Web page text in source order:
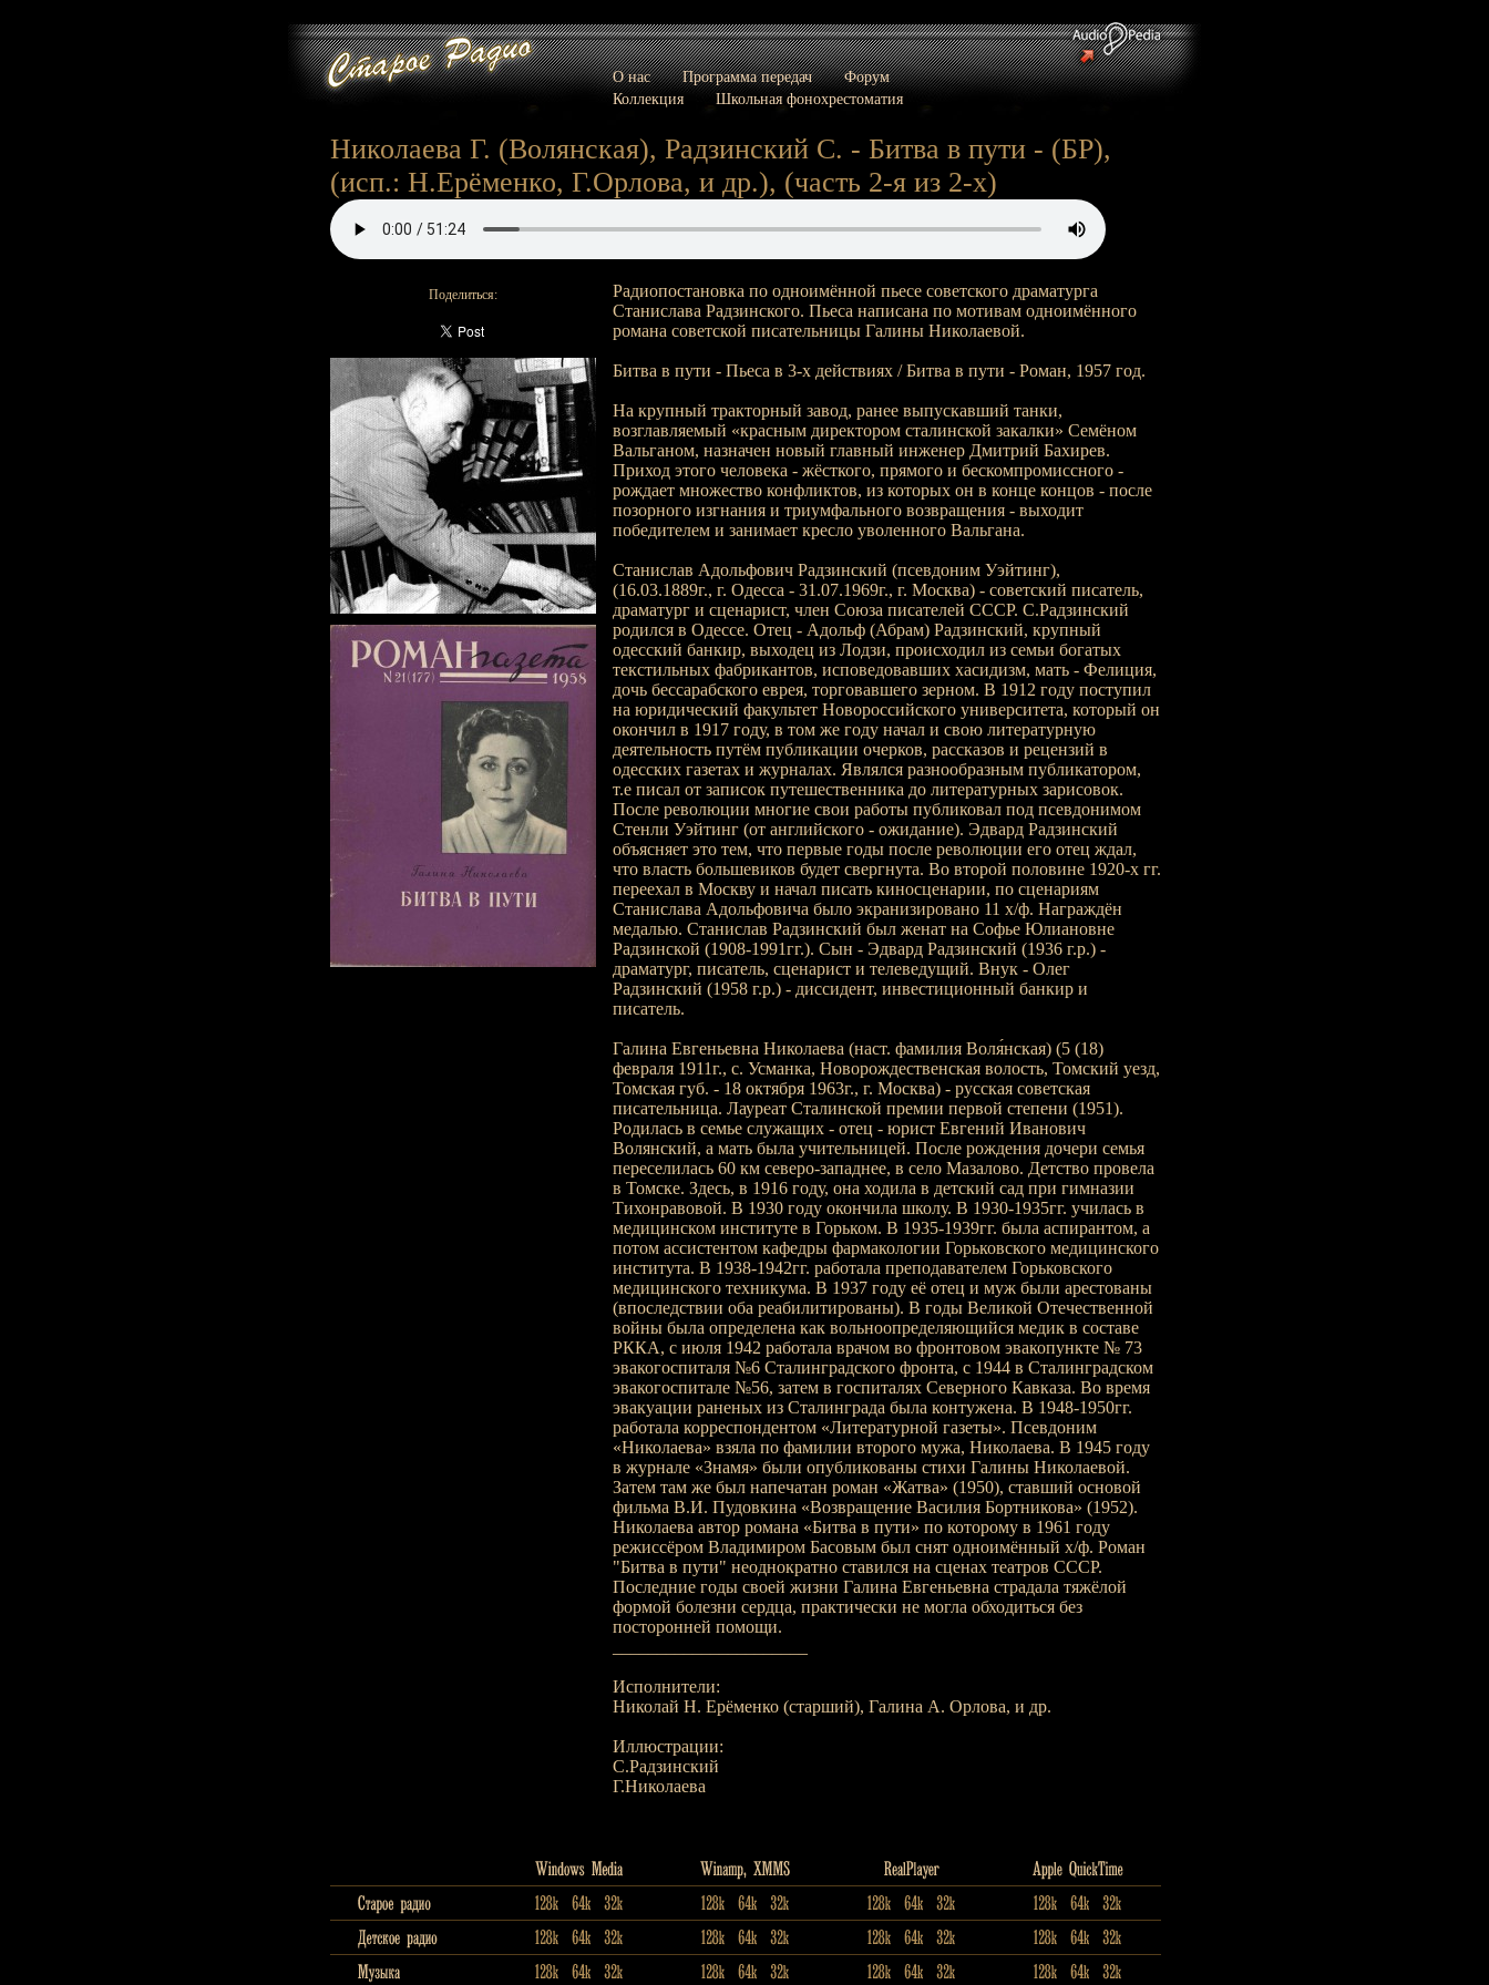
О нас Программа передач
Форум
Коллекция
Школьная фонохрестоматия
Николаева Г. (Волянская), Радзинский С. - Битва в пути - (БР),
(исп.: Н.Ерёменко, Г.Орлова, и др.), (часть 2-я из 2-х)
Поделиться:
Радиопостановка по одноимённой пьесе советского драматурга
Станислава Радзинского. Пьеса написана по мотивам одноимённого
романа советской писательницы Галины Николаевой.
Битва в пути - Пьеса в 3-х действиях / Битва в пути - Роман, 1957 год.
На крупный тракторный завод, ранее выпускавший танки,
возглавляемый «красным директором сталинской закалки» Семёном
Вальганом, назначен новый главный инженер Дмитрий Бахирев.
Приход этого человека - жёсткого, прямого и бескомпромиссного -
рождает множество конфликтов, из которых он в конце концов - после
позорного изгнания и триумфального возвращения - выходит
победителем и занимает кресло уволенного Вальгана.
Станислав Адольфович Радзинский (псевдоним Уэйтинг),
(16.03.1889г., г. Одесса - 31.07.1969г., г. Москва) - советский писатель,
драматург и сценарист, член Союза писателей СССР. С.Радзинский
родился в Одессе. Отец - Адольф (Абрам) Радзинский, крупный
одесский банкир, выходец из Лодзи, происходил из семьи богатых
текстильных фабрикантов, исповедовавших хасидизм, мать - Фелиция,
дочь бессарабского еврея, торговавшего зерном. В 1912 году поступил
на юридический факультет Новороссийского университета, который он
окончил в 1917 году, в том же году начал и свою литературную
деятельность путём публикации очерков, рассказов и рецензий в
одесских газетах и журналах. Являлся разнообразным публикатором,
т.е писал от записок путешественника до литературных зарисовок.
После революции многие свои работы публиковал под псевдонимом
Стенли Уэйтинг (от английского - ожидание). Эдвард Радзинский
объясняет это тем, что первые годы после революции его отец ждал,
что власть большевиков будет свергнута. Во второй половине 1920-х гг.
переехал в Москву и начал писать киносценарии, по сценариям
Станислава Адольфовича было экранизировано 11 х/ф. Награждён
медалью. Станислав Радзинский был женат на Софье Юлиановне
Радзинской (1908-1991гг.). Сын - Эдвард Радзинский (1936 г.р.) -
драматург, писатель, сценарист и телеведущий. Внук - Олег
Радзинский (1958 г.р.) - диссидент, инвестиционный банкир и
писатель.
Галина Евгеньевна Николаева (наст. фамилия Воля́нская) (5 (18)
февраля 1911г., с. Усманка, Новорождественская волость, Томский уезд,
Томская губ. - 18 октября 1963г., г. Москва) - русская советская
писательница. Лауреат Сталинской премии первой степени (1951).
Родилась в семье служащих - отец - юрист Евгений Иванович
Волянский, а мать была учительницей. После рождения дочери семья
переселилась 60 км северо-западнее, в село Мазалово. Детство провела
в Томске. Здесь, в 1916 году, она ходила в детский сад при гимназии
Тихонравовой. В 1930 году окончила школу. В 1930-1935гг. училась в
медицинском институте в Горьком. В 1935-1939гг. была аспирантом, а
потом ассистентом кафедры фармакологии Горьковского медицинского
института. В 1938-1942гг. работала преподавателем Горьковского
медицинского техникума. В 1937 году её отец и муж были арестованы
(впоследствии оба реабилитированы). В годы Великой Отечественной
войны была определена как вольноопределяющийся медик в составе
РККА, с июля 1942 работала врачом во фронтовом эвакопункте № 73
эвакогоспиталя №6 Сталинградского фронта, с 1944 в Сталинградском
эвакогоспитале №56, затем в госпиталях Северного Кавказа. Во время
эвакуации раненых из Сталинграда была контужена. В 1948-1950гг.
работала корреспондентом «Литературной газеты». Псевдоним
«Николаева» взяла по фамилии второго мужа, Николаева. В 1945 году
в журнале «Знамя» были опубликованы стихи Галины Николаевой.
Затем там же был напечатан роман «Жатва» (1950), ставший основой
фильма В.И. Пудовкина «Возвращение Василия Бортникова» (1952).
Николаева автор романа «Битва в пути» по которому в 1961 году
режиссёром Владимиром Басовым был снят одноимённый х/ф. Роман
"Битва в пути" неоднократно ставился на сценах театров СССР.
Последние годы своей жизни Галина Евгеньевна страдала тяжёлой
формой болезни сердца, практически не могла обходиться без
посторонней помощи.
Исполнители:
Николай Н. Ерёменко (старший), Галина А. Орлова, и др.
Иллюстрации:
С.Радзинский
Г.Николаева